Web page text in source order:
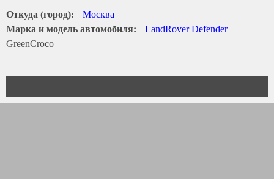
Откуда (город):
Москва
Марка и модель автомобиля:
LandRover Defender
GreenCroco